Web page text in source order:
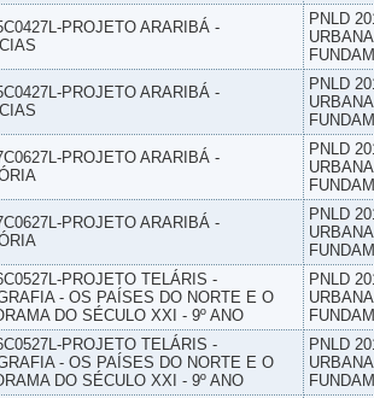
PROJETO ARARIBÁ -
PNLD
PROJETO ARARIBÁ -
PNLD
PROJETO ARARIBÁ -
PNLD
PROJETO ARARIBÁ -
PNLD
PROJETO TELÁRIS -
- OS PAÍSES DO NORTE E O
DO SÉCULO XXI - 9º ANO
PNLD
PROJETO TELÁRIS -
- OS PAÍSES DO NORTE E O
DO SÉCULO XXI - 9º ANO
PNLD